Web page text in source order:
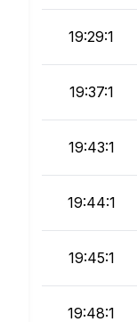
19:29:1
19:37:1
19:43:1
19:44:1
19:45:1
19:48:1